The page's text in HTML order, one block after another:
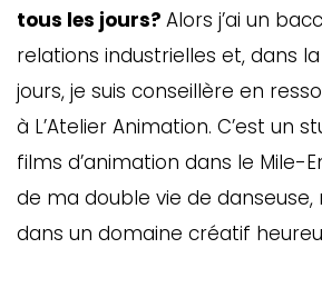
tous les jours? Alors j’ai un
relations industrielles et, dans
jours, je suis conseillère en
à L’Atelier Animation. C’est un
films d’animation dans le Mile-
de ma double vie de
dans un domaine créatif